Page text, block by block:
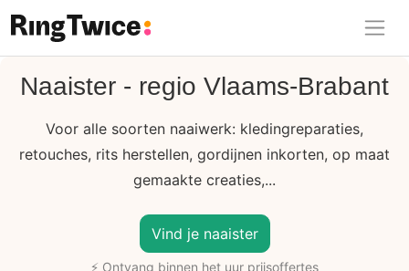
Ring Twice
Naaister - regio Vlaams-Brabant
Voor alle soorten naaiwerk: kledingreparaties,
retouches, rits herstellen, gordijnen inkorten, op maat
gemaakte creaties,...
Vind je naaister
⚡ Ontvang binnen het uur prijsoffertes